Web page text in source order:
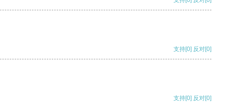
支持[0] 反对[0]
支持[0] 反对[0]